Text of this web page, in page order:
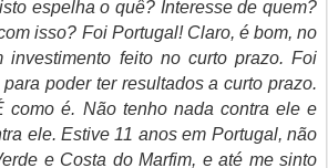
espelha o quê? Interesse de quem?
isso? Foi Portugal! Claro, é bom, no
investimento feito no curto prazo. Foi
poder ter resultados a curto prazo.
como é. Não tenho nada contra ele e
ele. Estive 11 anos em Portugal, não
e Costa do Marfim, e até me sinto